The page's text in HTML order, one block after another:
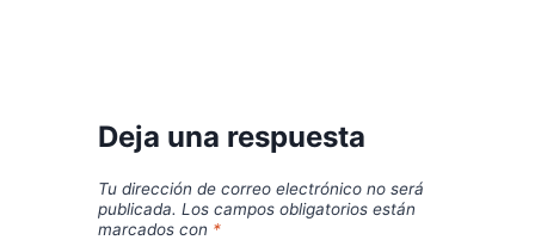
Deja una respuesta
Tu dirección de correo electrónico no será
publicada. Los campos obligatorios están
marcados con *